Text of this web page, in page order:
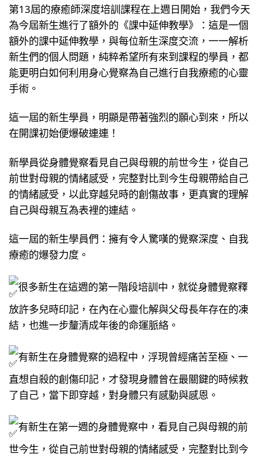
第13屆的療癒師深度培訓課程在上週日開始，我們今天
為今屆新生進行了額外的《課中延伸教學》：這是一個
額外的課中延伸教學，與每位新生深度交流，一一解析
新生們的個人問題，純粹希望所有來到課程的學員，都
能更明白如何利用身心覺察為自己進行自我療癒的心靈
手術。
這一屆的新生學員，明顯是帶著強烈的願心到來，所以
在開課初始便爆破連連！
新學員從身體覺察看見自己與母親的前世今生，從自己
前世對母親的情緒感受，完整對比到今生母親帶給自己
的情緒感受，以此穿越兒時的創傷故事，更真實的理解
自己與母親互為表裡的連結。
這一屆的新生學員們：擁有令人驚嘆的覺察深度、自我
療癒的爆發力度。
很多新生在這週的第一階段培訓中，就從身體覺察釋
放許多兒時印記，在內在心靈化解與父母長年存在的凍
結，也進一步釐清成年後的命運脈絡。
有新生在身體覺察的過程中，浮現曾經痛苦至極、一
直想自殺的創傷印記，才發現身體曾在最關鍵的時候救
了自己，當下即穿越，對身體只有感動與感恩。
有新生在第一週的身體覺察中，看見自己與母親的前
世今生，從自己前世對母親的情緒感受，完整對比到今